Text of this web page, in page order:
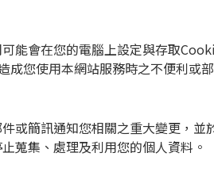
能會在您的電腦上設定與存取
成您使用本網站服務時之不便利或
或簡訊通知您相關之重大變更，
蒐集、處理及利用您的個人資料。